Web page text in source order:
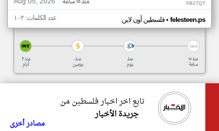
FB27QT
فلسطين أون لاين• felesteen.ps عدد الكلمات: ١٠٢
منذ ٣
أيام
منذ
يومين
منذ
يوم
منذ ١٥
ساعة
تابع اخر اخبار فلسطين من
جريدة الأخبار
مصادر أخرى